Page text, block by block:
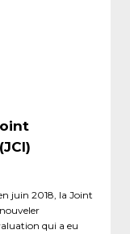
juin 2018, la Joint
qui a eu